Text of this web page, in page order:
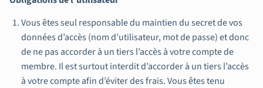
Vous êtes seul responsable du maintien du secret de vos
données d’accès (nom d’utilisateur, mot de passe) et donc
de ne pas accorder à un tiers l’accès à votre compte de
membre. Il est surtout interdit d’accorder à un tiers l’accès
à votre compte afin d’éviter des frais. Vous êtes tenu